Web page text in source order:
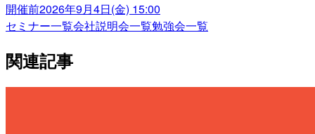
開催前2026年9月4日(金) 15:00
セミナー一覧会社説明会一覧勉強会一覧
関連記事